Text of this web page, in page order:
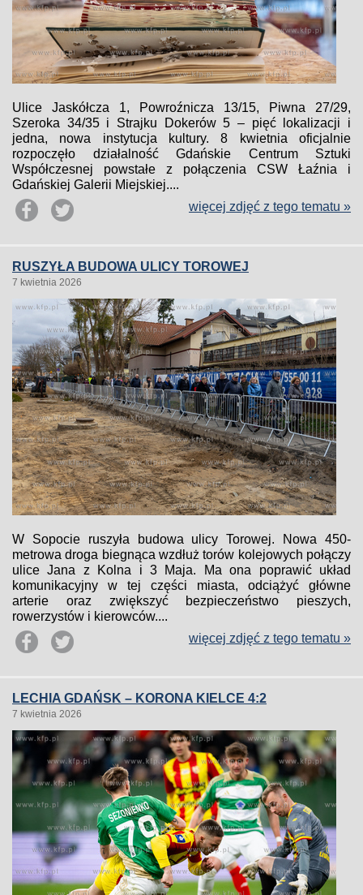
Ulice Jaskółcza 1, Powroźnicza 13/15, Piwna 27/29,
Szeroka 34/35 i Strajku Dokerów 5 – pięć lokalizacji i
jedna, nowa instytucja kultury. 8 kwietnia oficjalnie
rozpoczęło działalność Gdańskie Centrum Sztuki
Współczesnej powstałe z połączenia CSW Łaźnia i
Gdańskiej Galerii Miejskiej....
więcej zdjęć z tego tematu »
RUSZYŁA BUDOWA ULICY TOROWEJ
7 kwietnia 2026
W Sopocie ruszyła budowa ulicy Torowej. Nowa 450-
metrowa droga biegnąca wzdłuż torów kolejowych połączy
ulice Jana z Kolna i 3 Maja. Ma ona poprawić układ
komunikacyjny w tej części miasta, odciążyć główne
arterie oraz zwiększyć bezpieczeństwo pieszych,
rowerzystów i kierowców....
więcej zdjęć z tego tematu »
LECHIA GDAŃSK – KORONA KIELCE 4:2
7 kwietnia 2026